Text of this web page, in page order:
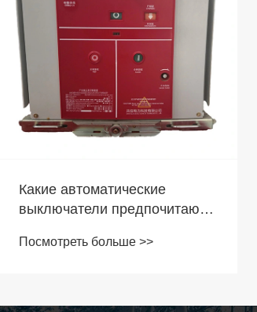
Какие автоматические
выключатели предпочитают
обработки данных?
Посмотреть больше >>